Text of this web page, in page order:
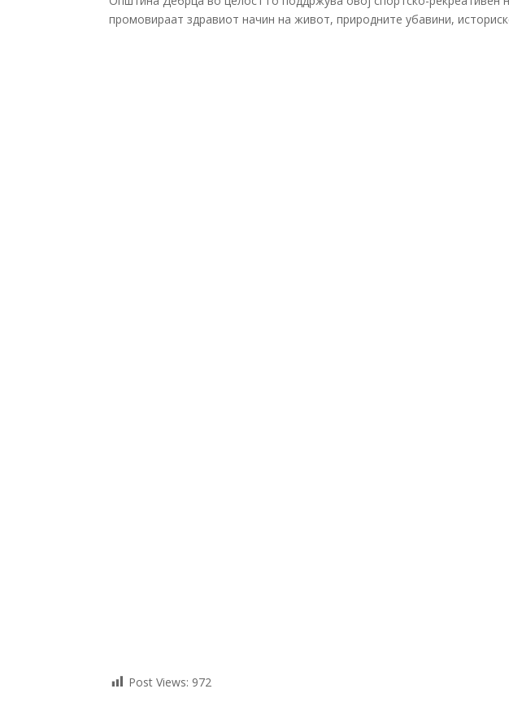
промовираат здравиот начин на живот, природните убавини,
Post Views: 972